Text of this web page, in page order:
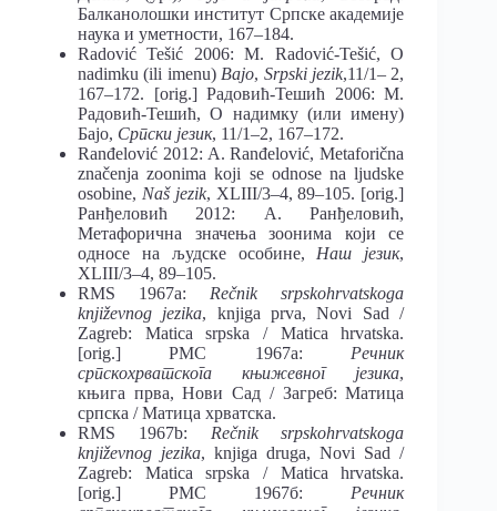
Балканолошки институт Српске академије
наука и уметности, 167–184.
Radović Tešić 2006: M. Radović-Tešić, O
nadimku (ili imenu) Bajo, Srpski jezik,11/1– 2,
167–172. [orig.] Радовић-Тешић 2006: М.
Радовић-Тешић, О надимку (или имену)
Бајо, Српски језик, 11/1–2, 167–172.
Ranđelović 2012: A. Ranđelović, Metaforična
značenja zoonima koji se odnose na ljudske
osobine, Naš jezik, XLIII/3–4, 89–105. [orig.]
Ранђеловић 2012: А. Ранђеловић,
Метафорична значења зоонима који се
односе на људске особине, Наш језик,
XLIII/3–4, 89–105.
RMS 1967а: Rečnik srpskohrvatskoga
književnog jezika, knjiga prva, Novi Sad /
Zagreb: Matica srpska / Matica hrvatska.
[orig.] РМС 1967а: Речник
српскохрватскога књижевног језика,
књига прва, Нови Сад / Загреб: Матица
српска / Матица хрватска.
RMS 1967b: Rečnik srpskohrvatskoga
književnog jezika, knjiga druga, Novi Sad /
Zagreb: Matica srpska / Matica hrvatska.
[orig.] РМС 1967б: Речник